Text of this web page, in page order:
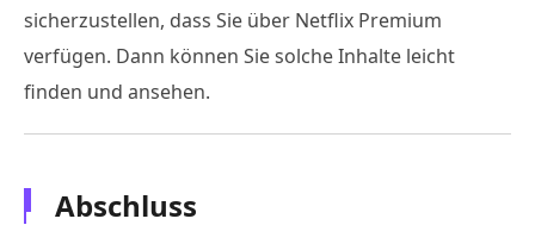
sicherzustellen, dass Sie über Netflix Premium
verfügen. Dann können Sie solche Inhalte leicht
finden und ansehen.
Abschluss